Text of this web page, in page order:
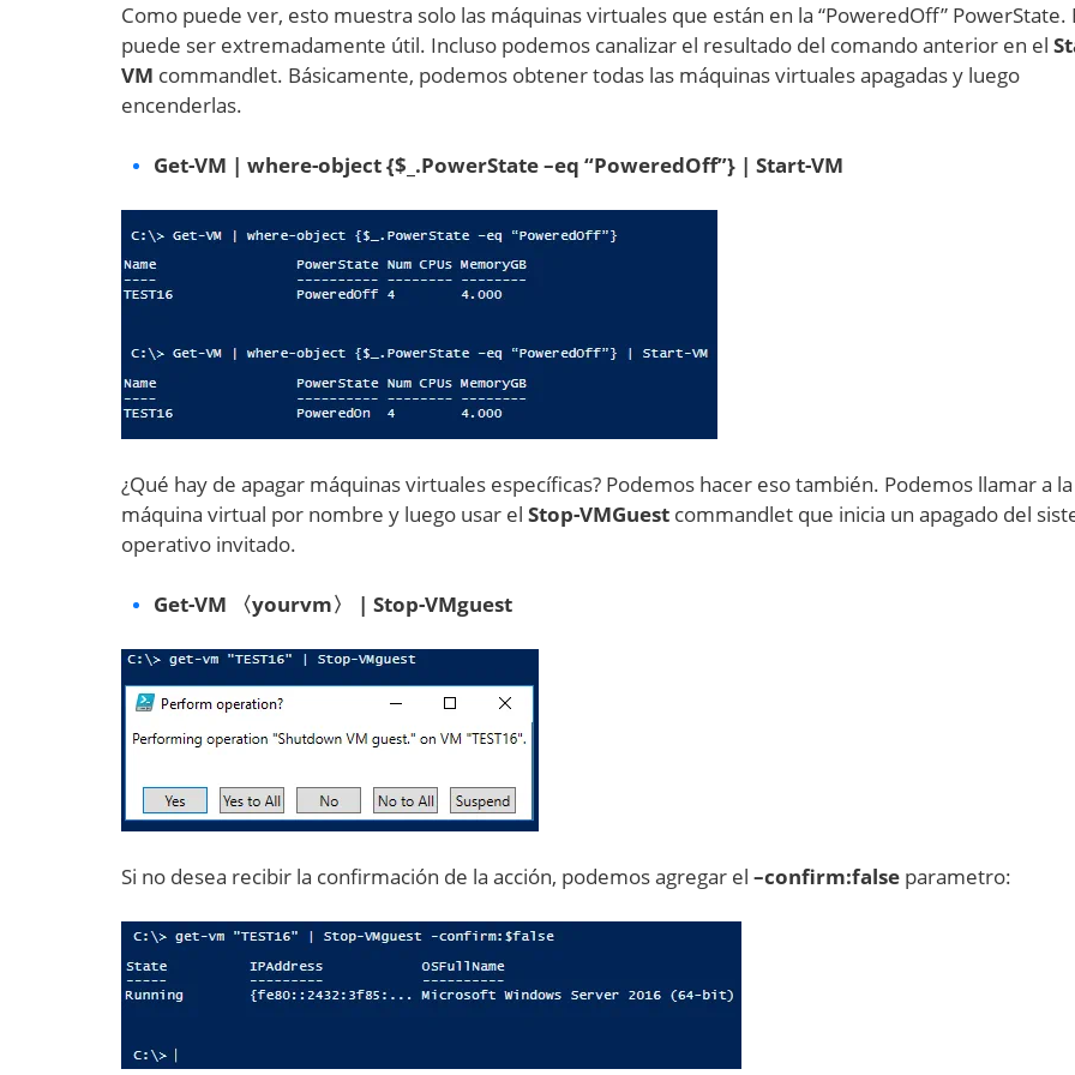
Como puede ver, esto muestra solo las máquinas virtuales que están en la “PoweredOff” PowerState.
puede ser extremadamente útil. Incluso podemos canalizar el resultado del comando anterior en el
VM commandlet. Básicamente, podemos obtener todas las máquinas virtuales apagadas y luego
encenderlas.
Get-VM | where-object {$_.PowerState –eq “PoweredOff”} | Start-VM
¿Qué hay de apagar máquinas virtuales específicas? Podemos hacer eso también. Podemos llamar a la
máquina virtual por nombre y luego usar el Stop-VMGuestcommandlet que inicia un apagado del
operativo invitado.
Get-VM 〈yourvm〉 | Stop-VMguest
Si no desea recibir la confirmación de la acción, podemos agregar el –confirm:falseparametro: